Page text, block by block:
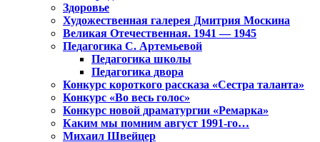
Здоровье
Художественная галерея Дмитрия Москина
Великая Отечественная. 1941 — 1945
Педагогика С. Артемьевой
Педагогика школы
Педагогика двора
Конкурс короткого рассказа «Сестра таланта»
Конкурс «Во весь голос»
Конкурс новой драматургии «Ремарка»
Каким мы помним август 1991-го…
Михаил Швейцер